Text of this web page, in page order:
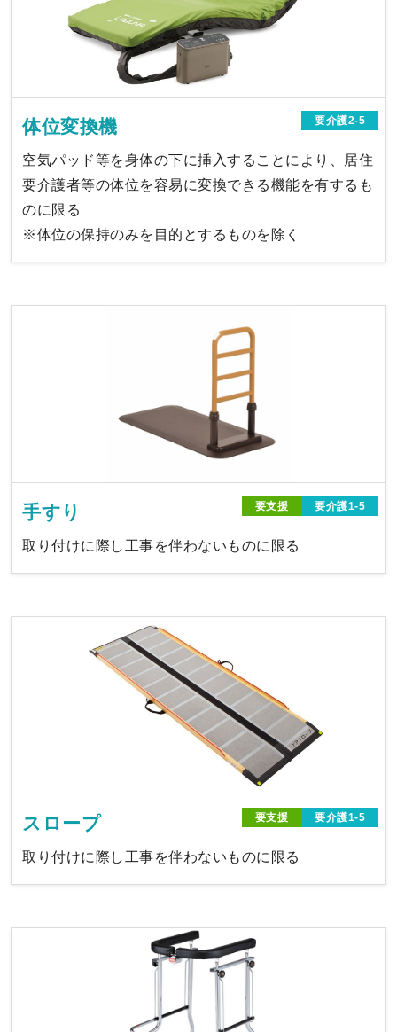
体位変換機 要介護2-5
空気パッド等を身体の下に挿入することにより、居住
要介護者等の体位を容易に変換できる機能を有するも
のに限る
※体位の保持のみを目的とするものを除く
手すり 要支援 要介護1-5
取り付けに際し工事を伴わないものに限る
スロープ 要支援 要介護1-5
取り付けに際し工事を伴わないものに限る